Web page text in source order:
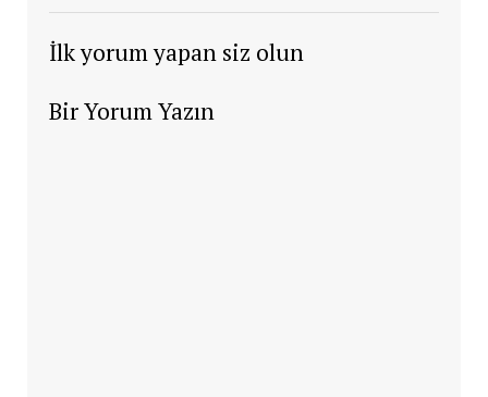
İlk yorum yapan siz olun
Bir Yorum Yazın